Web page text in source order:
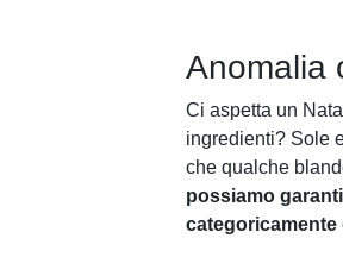
Anomalia
Ci aspetta un
ingredienti? Sole
che qualche
possiamo
categoricamente